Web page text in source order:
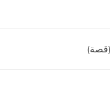
(قصة)